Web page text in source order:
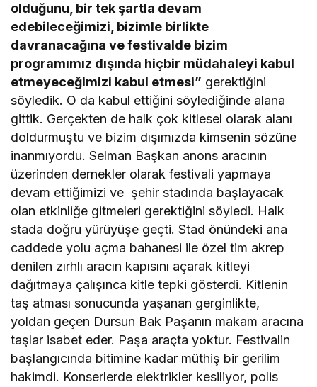
olduğunu, bir tek şartla devam
edebileceğimizi, bizimle birlikte
davranacağına ve festivalde bizim
programımız dışında hiçbir müdahaleyi kabul
etmeyeceğimizi kabul etmesi” gerektiğini
söyledik. O da kabul ettiğini söylediğinde alana
gittik. Gerçekten de halk çok kitlesel olarak alanı
doldurmuştu ve bizim dışımızda kimsenin sözüne
inanmıyordu. Selman Başkan anons aracının
üzerinden dernekler olarak festivali yapmaya
devam ettiğimizi ve şehir stadında başlayacak
olan etkinliğe gitmeleri gerektiğini söyledi. Halk
stada doğru yürüyüşe geçti. Stad önündeki ana
caddede yolu açma bahanesi ile özel tim akrep
denilen zırhlı aracın kapısını açarak kitleyi
dağıtmaya çalışınca kitle tepki gösterdi. Kitlenin
taş atması sonucunda yaşanan gerginlikte,
yoldan geçen Dursun Bak Paşanın makam aracına
taşlar isabet eder. Paşa araçta yoktur. Festivalin
başlangıcında bitimine kadar müthiş bir gerilim
hakimdi. Konserlerde elektrikler kesiliyor, polis